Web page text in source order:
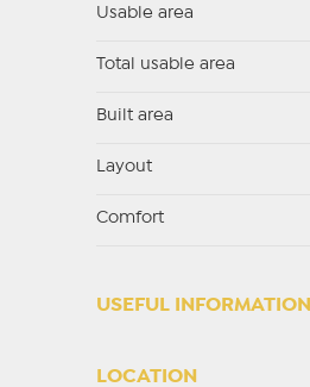
Usable area
Total usable area
Built area
Layout
Comfort
USEFUL INFORMATION
LOCATION